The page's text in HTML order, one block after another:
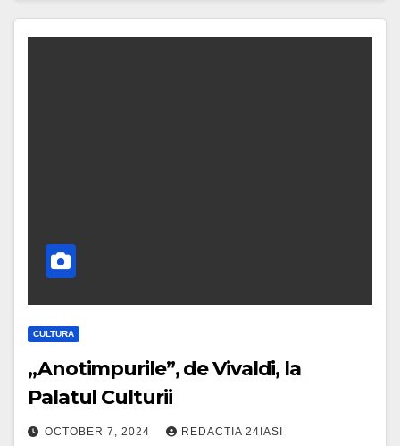
CULTURA
„Anotimpurile”, de Vivaldi, la
Palatul Culturii
OCTOBER 7, 2024 REDACTIA 24IASI